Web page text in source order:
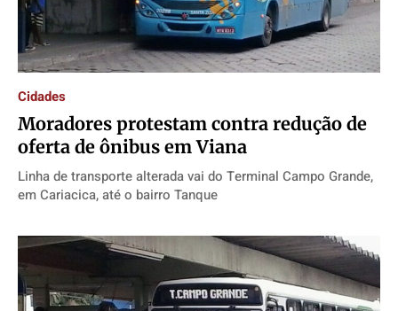
Cidades
Moradores protestam contra redução de
oferta de ônibus em Viana
Linha de transporte alterada vai do Terminal Campo Grande,
em Cariacica, até o bairro Tanque